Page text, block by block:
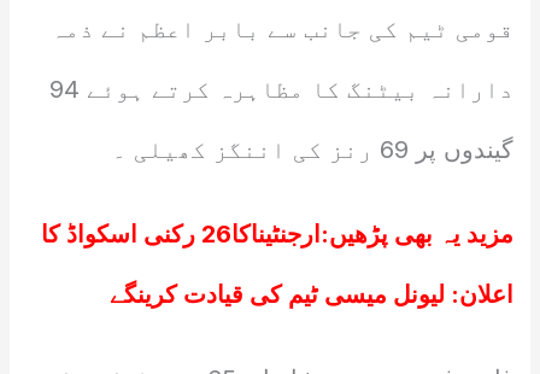
قومی ٹیم کی جانب سے بابر اعظم نے ذمہ
دارانہ بیٹنگ کا مظاہرہ کرتے ہوئے 94
گیندوں پر 69 رنز کی اننگز کھیلی ۔
مزید یہ بھی پڑھیں: ارجنٹیناکا26 رکنی اسکواڈ کا
اعلان: لیونل میسی ٹیم کی قیادت کرینگے